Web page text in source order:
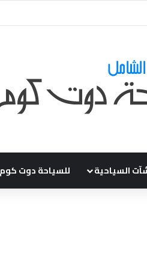
سؤال او استفسار ماتدرددش فى طلب
السياحية للسياحة دوت كوم